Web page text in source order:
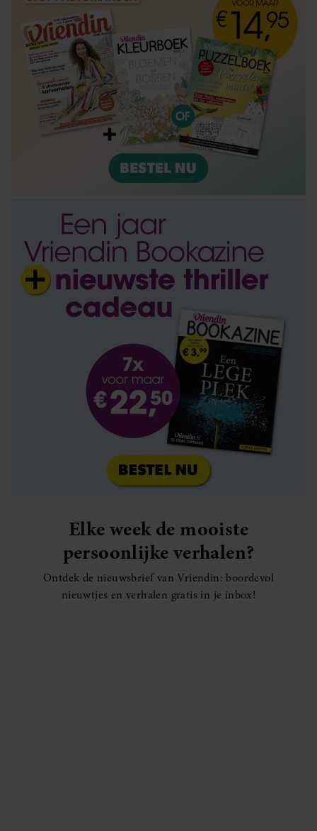
Elke week de mooiste
persoonlijke verhalen?
Ontdek de nieuwsbrief van Vriendin: boordevol
nieuwtjes en verhalen gratis in je inbox!